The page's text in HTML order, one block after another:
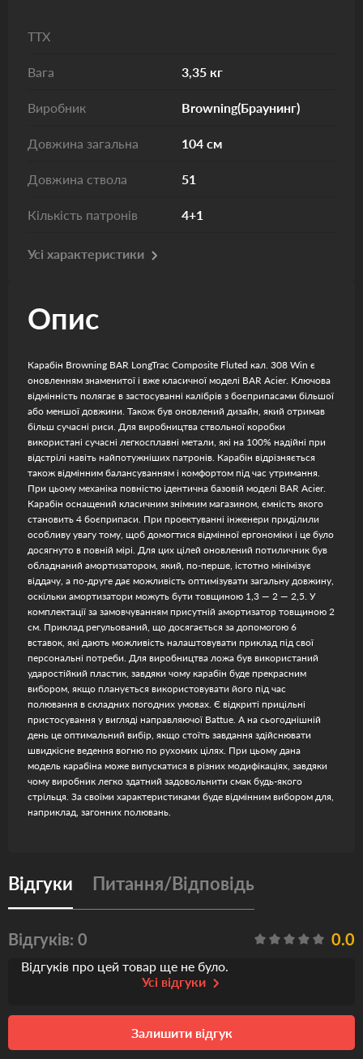
ТТХ
Вага 3,35 кг
Виробник Browning(Браунинг)
Довжина загальна 104 см
Довжина ствола 51
Кількість патронів 4+1
Усі характеристики
Опис
Карабін Browning BAR LongTrac Composite Fluted кал. 308 Win є
оновленням знаменитої і вже класичної моделі BAR Acier. Ключова
відмінність полягає в застосуванні калібрів з боєприпасами більшої
або меншої довжини. Також був оновлений дизайн, який отримав
більш сучасні риси. Для виробництва ствольної коробки
використані сучасні легкосплавні метали, які на 100% надійні при
відстрілі навіть найпотужніших патронів. Карабін відрізняється
також відмінним балансуванням і комфортом під час утримання.
При цьому механіка повністю ідентична базовій моделі BAR Acier.
Карабін оснащений класичним знімним магазином, ємність якого
становить 4 боєприпаси. При проектуванні інженери приділили
особливу увагу тому, щоб домогтися відмінної ергономіки і це було
досягнуто в повній мірі. Для цих цілей оновлений потиличник був
обладнаний амортизатором, який, по-перше, істотно мінімізує
віддачу, а по-друге дає можливість оптимізувати загальну довжину,
оскільки амортизатори можуть бути товщиною 1,3 — 2 — 2,5. У
комплектації за замовчуванням присутній амортизатор товщиною 2
см. Приклад регульований, що досягається за допомогою 6
вставок, які дають можливість налаштовувати приклад під свої
персональні потреби. Для виробництва ложа був використаний
ударостійкий пластик, завдяки чому карабін буде прекрасним
вибором, якщо планується використовувати його під час
полювання в складних погодних умовах. Є відкриті прицільні
пристосування у вигляді направляючої Battue. А на сьогоднішній
день це оптимальний вибір, якщо стоїть завдання здійснювати
швидкісне ведення вогню по рухомих цілях. При цьому дана
модель карабіна може випускатися в різних модифікаціях, завдяки
чому виробник легко здатний задовольнити смак будь-якого
стрільця. За своїми характеристиками буде відмінним вибором для,
наприклад, загонних полювань.
Відгуки Питання/Відповідь
Відгуків: 0 0.0
Відгуків про цей товар ще не було.
Усі відгуки
Залишити відгук